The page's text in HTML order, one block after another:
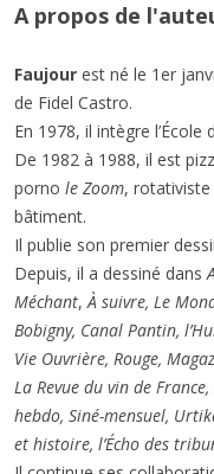
A propos de
Faujour est né le 1er
de Fidel Castro.
En 1978, il intègre
De 1982 à 1988, il est
porno le Zoom, rotativiste
bâtiment.
Il publie son premier
Depuis, il a dessiné dans
Méchant,À suivre, Le
Bobigny, Canal Pantin,
Vie Ouvrière, Rouge,
La Revue du vin de
hebdo, Siné-mensuel,
et histoire, l’Écho des